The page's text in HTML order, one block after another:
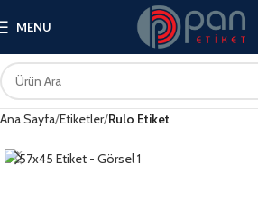
MENU
Ana Sayfa Etiketler Rulo Etiket